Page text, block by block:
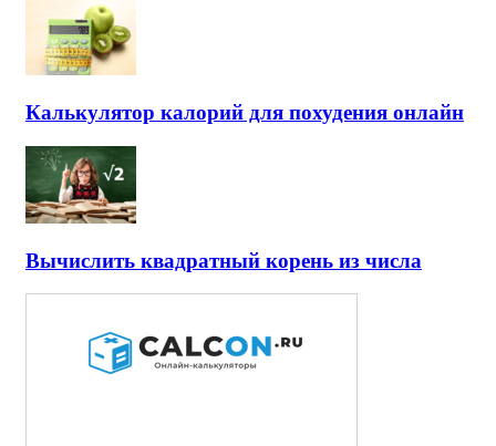
Калькулятор калорий для похудения онлайн
Вычислить квадратный корень из числа